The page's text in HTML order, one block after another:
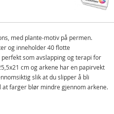
med plante-motiv på permen.
og inneholder 40 flotte
som avslapping og terapi for
cm og arkene har en papirvekt
slik at du slipper å bli
farger blør mindre gjennom arkene.